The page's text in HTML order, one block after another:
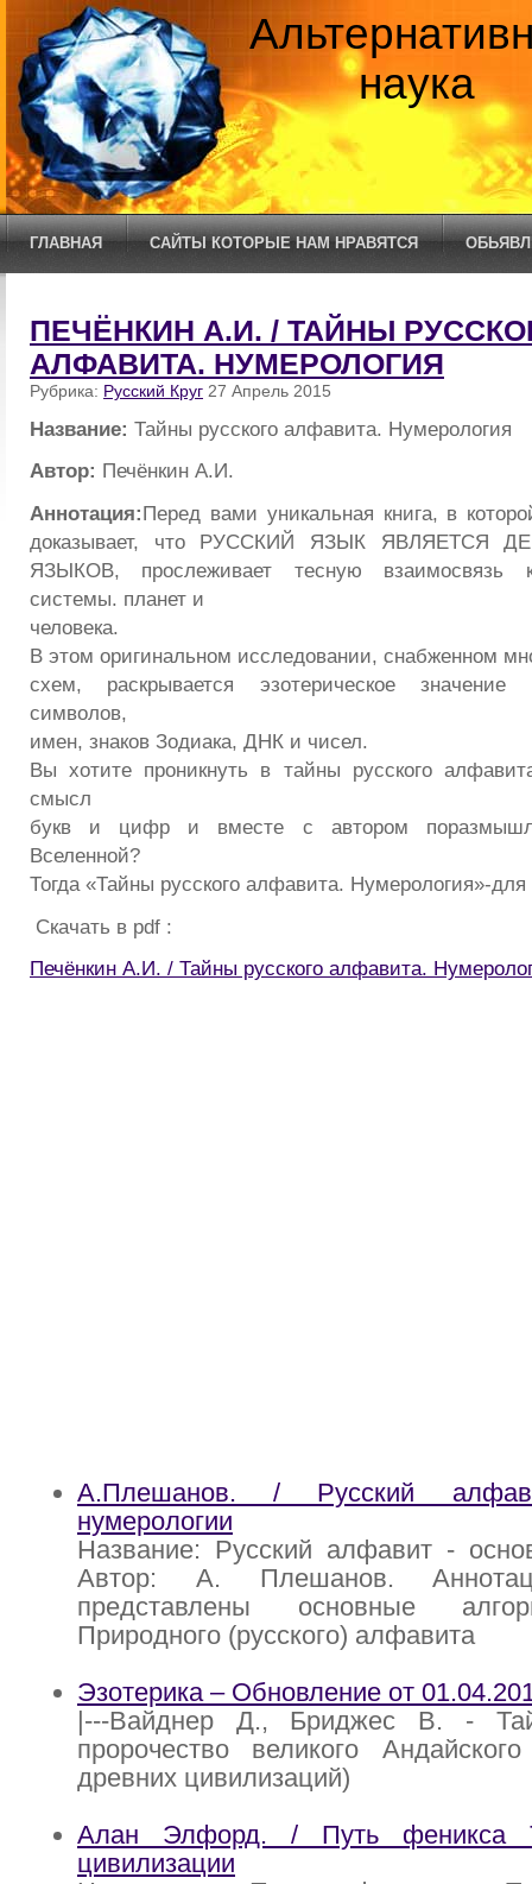
наука
ГЛАВНАЯ САЙТЫ КОТОРЫЕ НАМ НРАВЯТСЯ
ПЕЧЁНКИН А.И. / ТАЙНЫ
АЛФАВИТА. НУМЕРОЛОГИЯ
Рубрика: Русский Круг 27 Апрель 2015
Название: Тайны русского алфавита. Нумерология
Автор: Печёнкин А.И.
Аннотация:Перед вами уникальная книга, в
доказывает, что РУССКИЙ ЯЗЫК ЯВЛЯЕТСЯ
ЯЗЫКОВ, прослеживает тесную взаимосвязь
системы. планет и
человека.
В этом оригинальном исследовании, снабженном
схем, раскрывается эзотерическое значение
символов,
имен, знаков Зодиака, ДНК и чисел.
Вы хотите проникнуть в тайны русского
смысл
букв и цифр и вместе с автором
Вселенной?
Тогда «Тайны русского алфавита. Нумерология»-для
Скачать в pdf :
Печёнкин А.И. / Тайны русского алфавита.
А.Плешанов. / Русский
нумерологии
Название: Русский алфавит -
Автор: А. Плешанов.
представлены основные
Природного (русского) алфавита
Эзотерика – Обновление от
|---Вайднер Д., Бриджес В. -
пророчество великого
древних цивилизаций)
Алан Элфорд. / Путь феникса
цивилизации